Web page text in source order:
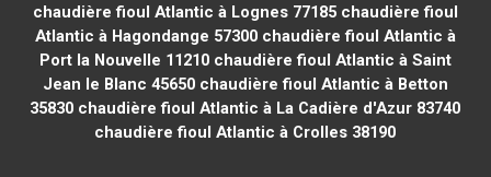
chaudière fioul Atlantic à Lognes 77185chaudière fioul
Atlantic à Hagondange 57300chaudière fioul Atlantic à
Port la Nouvelle 11210chaudière fioul Atlantic à Saint
Jean le Blanc 45650chaudière fioul Atlantic à Betton
35830 chaudière fioul Atlantic à La Cadière d'Azur 83740
chaudière fioul Atlantic à Crolles 38190